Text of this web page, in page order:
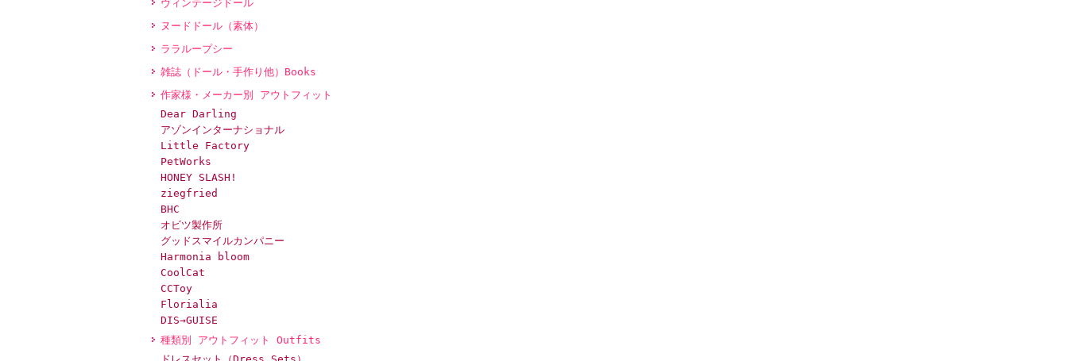
ヴィンテージドール
ヌードドール（素体）
ララループシー
雑誌（ドール・手作り他）Books
作家様・メーカー別 アウトフィット
Dear Darling
アゾンインターナショナル
Little Factory
PetWorks
HONEY SLASH!
ziegfried
BHC
オビツ製作所
グッドスマイルカンパニー
Harmonia bloom
CoolCat
CCToy
Florialia
DIS→GUISE
種類別 アウトフィット Outfits